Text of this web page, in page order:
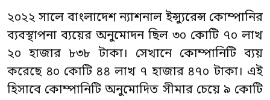
২০২২ সালে বাংলাদেশ ন্যাশনাল ইন্স্যুরেন্স কোম্পানির
ব্যবস্থাপনা ব্যয়ের অনুমোদন ছিল ৩০ কোটি ৭০ লাখ
২০ হাজার ৮৩৮ টাকা। সেখানে কোম্পানিটি ব্যয়
করেছে ৪০ কোটি ৪৪ লাখ ৭ হাজার ৪৭০ টাকা। এই
হিসাবে কোম্পানিটি অনুমোদিত সীমার চেয়ে ৯ কোটি